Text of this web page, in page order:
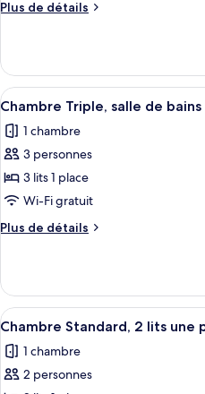
de
Chambre
Double,
salle
de
bains
privée
Plus de détails
Plus
le
type
de
Chambre
Double,
de
bains
Afficher
toutes
les
photos
pour
ce
type
de
Chambre
Triple,
salle
de
bains
privée
10
Chambre Triple, salle de
1 chambre
3 personnes
3 lits 1 place
Wi-Fi gratuit
Plus de détails
Plus
le
type
de
Chambre
Triple,
Afficher
toutes
les
photos
8
Chambre Standard, 2 lits une
1 chambre
2 personnes